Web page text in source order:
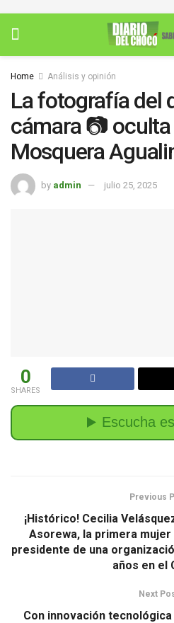
Home Análisis y opinión
La fotografía del
cámara 📷
Mosquera
by admin julio 25, 2025
0
SHARES
Previous
¡Histórico! Cecilia
Asorewa, la primera
presidente de una
años en el
Next
Con innovación